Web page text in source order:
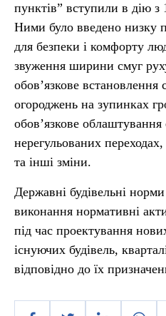
пунктів” вступили в дію з
Ними було введено низку
для безпеки і комфорту
звуження ширини смуг
обов’язкове встановлення
огороджень на зупинках
обов’язкове облаштування
нерегульованих
та інші зміни.
Державні будівельні
виконання нормативні
під час проектування
існуючих будівель,
відповідно до їх